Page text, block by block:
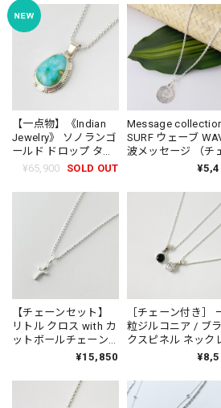
【一点物】《Indian
Jewelry》 ソノランゴ
ールド ドロップ ター
コイズ ペンダント ネ
¥65,900 SOLD OUT
Message
SURF ウェーブ WAVE
波メッセージ （チェ
ーン オプション）
【チェーンセット】
リトル クロス with カ
ットボールチェーン
¥15,850
［チェーン付き］
粒ジルコニア / ブ
クスピネル ネック